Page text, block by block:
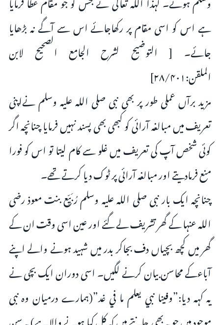
ہے اس کو اسى مقام پر رکھاجائے اس سے آگے نہ بڑھایا
جائے۔ [ التوضیح لشرح الجامع الصحیح لابن
الملقن:۲۸/۴۰۱]
مزید برآں عملى طور پر بھى نبى صلى اللہ علیہ وسلم نےاپنى
تعریف میں مبالغہ آرائى کو کبھى بھى پسند نہیں فرمایا چنانچہ اگر
کوئى شخص آپ کى تعریف میں غلو سے کام لیتا تو اس کو فورا
منع فرمادیتے اور مبالغہ آرائى پر ٹوک دیا کرتے تھے۔
چنانچہ ایک بار نبى صلى اللہ علیہ وسلم رُبَیِّع بنت معوذ رضی
اللہ عنہا کے گھر تشریف لے گئے اور عین اسى وقت ان کے
گھر میں کچھ بچیاں دف بجاکر بدر میں شہید ہونے والے اپنے
آباءکے محاسن بیان کرنے لگیں۔ اسى دوران ایک بچى نے
یہ کہہ دیا:”وفينا نبي يعلم ما في غد”(ہمارے درمیان وہ نبی
موجود ہیں جو یہ بھی جانتے ہیں کہ کل کیا ہونے والا ہے) یہ سن